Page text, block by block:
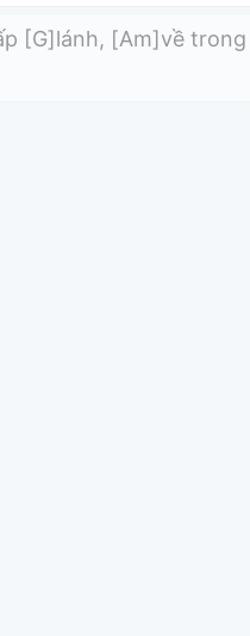
[G]lánh, [Am]về